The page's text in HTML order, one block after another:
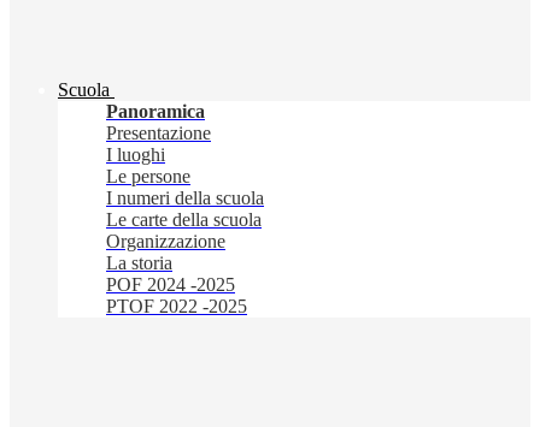
Scuola
Panoramica
Presentazione
I luoghi
Le persone
I numeri della scuola
Le carte della scuola
Organizzazione
La storia
POF 2024 -2025
PTOF 2022 -2025